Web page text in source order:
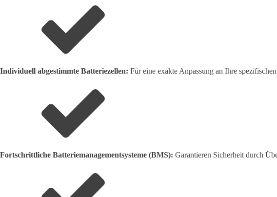
Individuell abgestimmte Batteriezellen: Für eine exakte Anpassung an Ihre
Fortschrittliche Batteriemanagementsysteme (BMS): Garantieren Sicherheit durch